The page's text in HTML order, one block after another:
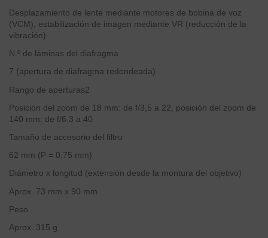
Desplazamiento de lente mediante motores de bobina de voz
(VCM), estabilización de imagen mediante VR (reducción de la
vibración)
N.º de láminas del diafragma
7 (apertura de diafragma redondeada)
Rango de aperturas2
Posición del zoom de 18 mm: de f/3,5 a 22, posición del zoom de
140 mm: de f/6,3 a 40
Tamaño de accesorio del filtro
62 mm (P = 0,75 mm)
Diámetro x longitud (extensión desde la montura del objetivo)
Aprox. 73 mm x 90 mm
Peso
Aprox. 315 g